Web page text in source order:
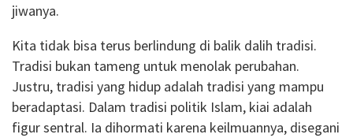
jiwanya.
Kita tidak bisa terus berlindung di balik dalih tradisi.
Tradisi bukan tameng untuk menolak perubahan.
Justru, tradisi yang hidup adalah tradisi yang mampu
beradaptasi. Dalam tradisi politik Islam, kiai adalah
figur sentral. Ia dihormati karena keilmuannya, disegani